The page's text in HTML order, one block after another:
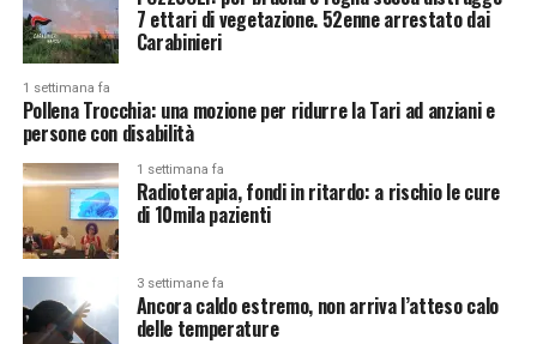
7 ettari di vegetazione. 52enne arrestato dai
Carabinieri
1 settimana fa
Pollena Trocchia: una mozione per ridurre la Tari ad anziani e
persone con disabilità
1 settimana fa
Radioterapia, fondi in ritardo: a rischio le cure
di 10mila pazienti
3 settimane fa
Ancora caldo estremo, non arriva l’atteso calo
delle temperature